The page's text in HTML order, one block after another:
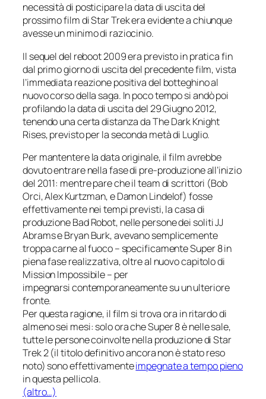
necessità di posticipare la data di uscita del
prossimo film diStar Trekera evidente a chiunque
avesse un minimo di raziocinio.
Il sequel del reboot 2009 era previsto in pratica fin
dal primo giorno di uscita del precedente film, vista
l’immediata reazione positiva del botteghino al
nuovo corso della saga. In poco tempo si andò poi
profilando la data di uscita del 29 Giugno 2012,
tenendo una certa distanza daThe Dark Knight
Rises, previsto per la seconda metà di Luglio.
Per mantentere la data originale, il film avrebbe
dovuto entrare nella fase di pre-produzione all’inizio
del 2011: mentre pare che il team di scrittori (Bob
Orci, Alex Kurtzman, e Damon Lindelof) fosse
effettivamente nei tempi previsti, la casa di
produzioneBad Robot, nelle persone dei soliti JJ
Abrams e Bryan Burk, avevano semplicemente
troppa carne al fuoco – specificamenteSuper 8in
piena fase realizzativa, oltre al nuovo capitolo di
Mission Impossibile– per
impegnarsi contemporaneamente su un ulteriore
fronte.
Per questa ragione, il film si trova ora in ritardo di
almeno sei mesi: solo ora cheSuper 8è nelle sale,
tutte le persone coinvolte nella produzione diStar
Trek 2(il titolo definitivo ancora non è stato reso
noto) sono effettivamenteimpegnate a tempo pieno
in questa pellicola.
(altro…)